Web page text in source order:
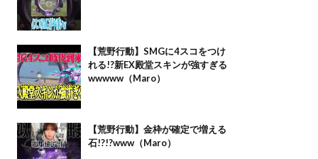
【荒野行動】SMGに4スコをつけ
れる!?新EX殿堂スキンが強すぎる
wwwww（Maro）
【荒野行動】金枠が確定で増える
石!?!?www（Maro）